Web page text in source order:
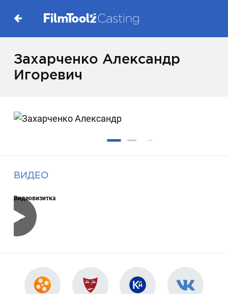
Захарченко Александр
Игоревич
ВИДЕО
Видеовизитка